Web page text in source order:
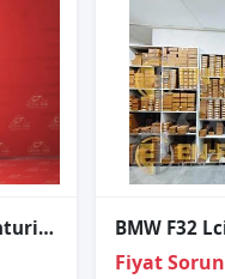
Bmw 5 Serisi F07 Gt Granturismo Sol Far Cami
Fiyat